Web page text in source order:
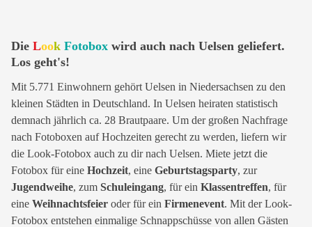
Die Look Fotobox wird auch nach Uelsen geliefert.
Los geht's!
Mit 5.771 Einwohnern gehört Uelsen in Niedersachsen zu den
kleinen Städten in Deutschland. In Uelsen heiraten statistisch
demnach jährlich ca. 28 Brautpaare. Um der großen Nachfrage
nach Fotoboxen auf Hochzeiten gerecht zu werden, liefern wir
die Look-Fotobox auch zu dir nach Uelsen. Miete jetzt die
Fotobox für eine Hochzeit, eine Geburtstagsparty, zur
Jugendweihe, zum Schuleingang, für ein Klassentreffen, für
eine Weihnachtsfeier oder für ein Firmenevent. Mit der Look-
Fotobox entstehen einmalige Schnappschüsse von allen Gästen